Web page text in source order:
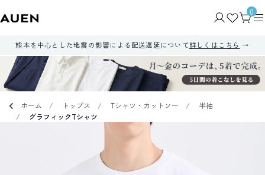
0
熊本を中心とした地震の影響による配送遅延について詳しくはこちら
ホーム トップス Tシャツ・カットソー
半袖
グラフィックTシャツ